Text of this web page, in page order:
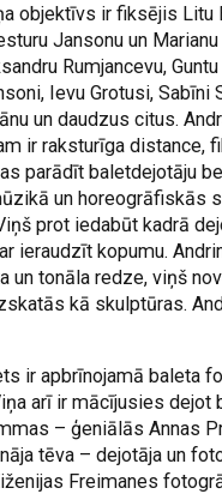
objektīvs ir fiksējis Litu
Jansonu un
Rumjancevu,
Ievu Grotusi, Sabīni
un daudzus citus.
ir raksturīga distance,
parādīt baletdejotāju
un horeogrāfiskās
prot iedabūt kadrā
ieraudzīt kopumu.
un tonāla redze, viņš
kā skulptūras.
ir apbrīnojamā baleta
arī ir mācījusies dejot
– ģeniālās Annas
tēva – dejotāja un
Freimanes